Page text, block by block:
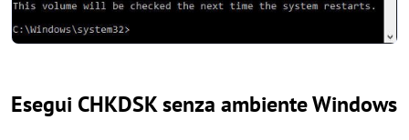
Esegui CHKDSK senza ambiente Windows